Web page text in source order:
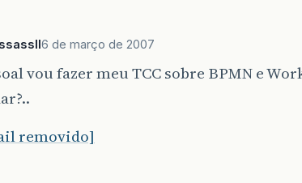
6 de março de 2007
vou fazer meu TCC sobre BPMN e
removido]